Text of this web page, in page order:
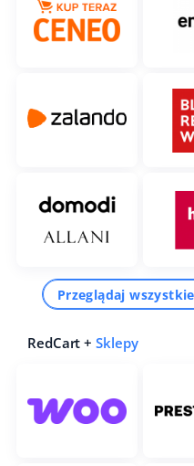
Przeglądaj
RedCart +Sklepy